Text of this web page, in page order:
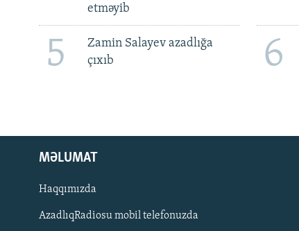
etməyib
5
Zamin Salayev azadlığa
çıxıb
6
MƏLUMAT
Haqqımızda
AzadlıqRadiosu mobil telefonuzda